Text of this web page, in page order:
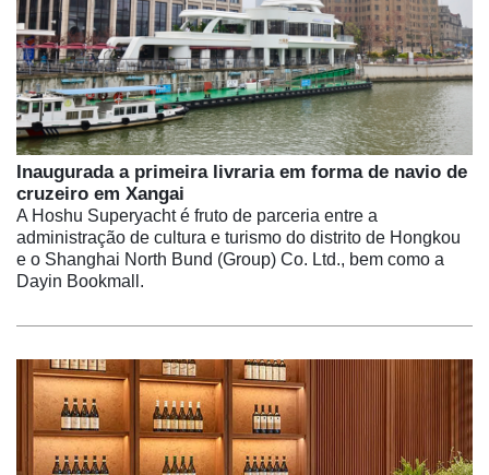
Inaugurada a primeira livraria em forma de navio de
cruzeiro em Xangai
A Hoshu Superyacht é fruto de parceria entre a
administração de cultura e turismo do distrito de Hongkou
e o Shanghai North Bund (Group) Co. Ltd., bem como a
Dayin Bookmall.